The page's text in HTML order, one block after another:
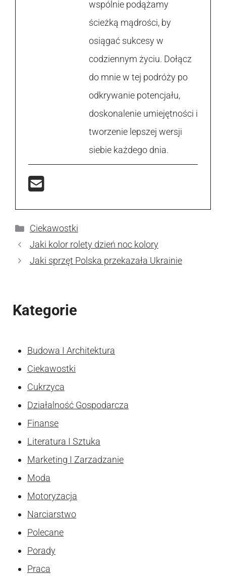
wspólnie podążamy
ścieżką mądrości, by
osiągać sukcesy w
codziennym życiu. Dołącz
do mnie w tej podróży po
odkrywanie potencjału,
doskonalenie umiejętności i
tworzenie lepszej wersji
siebie każdego dnia.
Kategorie
Ciekawostki
Jaki kolor rolety dzień noc kolory
Jaki sprzęt Polska przekazała Ukrainie
Kategorie
Budowa I Architektura
Ciekawostki
Cukrzyca
Działalność Gospodarcza
Finanse
Literatura I Sztuka
Marketing I Zarzadzanie
Moda
Motoryzacja
Narciarstwo
Polecane
Porady
Praca